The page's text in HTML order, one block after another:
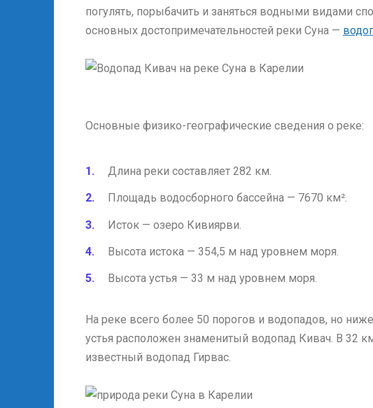
погулять, порыбачить и заняться водными видами
основных достопримечательностей реки Суна —
Основные физико-географические сведения о реке:
Длина реки составляет 282 км.
Площадь водосборного бассейна — 7670 км².
Исток — озеро Кивиярви.
Высота истока — 354,5 м над уровнем моря.
Высота устья — 33 м над уровнем моря.
На реке всего более 50 порогов и водопадов, но
устья расположен знаменитый водопад Кивач. В 32
известный водопад Гирвас.